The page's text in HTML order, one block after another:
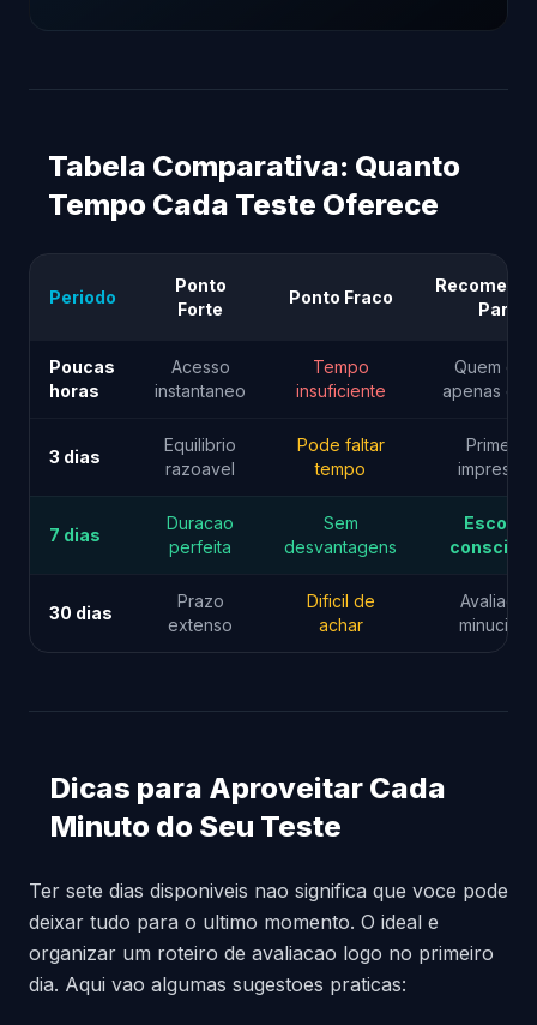
Tabela Comparativa: Quanto
Tempo Cada Teste Oferece
Periodo
Ponto
Forte
Ponto Fraco
Para
Poucas
horas
Acesso
instantaneo
Tempo
insuficiente
Quem
apenas
3 dias
Equilibrio
razoavel
Pode faltar
tempo
Primeira
7 dias
Duracao
perfeita
Sem
desvantagens
Escolha
30 dias
Prazo
extenso
Dificil de
achar
Avaliacao
minuciosa
Dicas para Aproveitar Cada
Minuto do Seu Teste
Ter sete dias disponiveis nao significa que voce pode
deixar tudo para o ultimo momento. O ideal e
organizar um roteiro de avaliacao logo no primeiro
dia. Aqui vao algumas sugestoes praticas: